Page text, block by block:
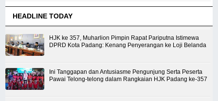
HEADLINE TODAY
HJK ke 357, Muharlion Pimpin Rapat Pariputna Istimewa
DPRD Kota Padang: Kenang Penyerangan ke Loji Belanda
Ini Tanggapan dan Antusiasme Pengunjung Serta Peserta
Pawai Telong-telong dalam Rangkaian HJK Padang ke-357